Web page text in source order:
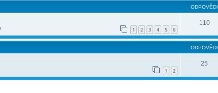
ODPOVĚDI
1 2 3 4 5 6
110
ODPOVĚDI
1 2
25